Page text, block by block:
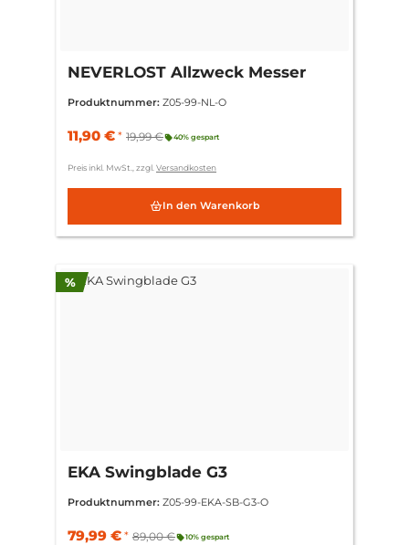
NEVERLOST Allzweck Messer
Produktnummer: Z05-99-NL-O
11,90 € * 19,99 € 40% gespart
Preis inkl. MwSt., zzgl. Versandkosten
In den Warenkorb
%Rabatt
EKA Swingblade G3
Produktnummer: Z05-99-EKA-SB-G3-O
79,99 € * 89,00 € 10% gespart